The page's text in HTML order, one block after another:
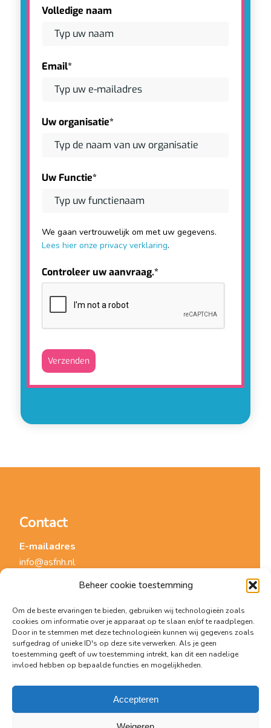
Beheer cookie toestemming
Om de beste ervaringen te bieden, gebruiken wij technologieën zoals
cookies om informatie over je apparaat op te slaan en/of te raadplegen.
Door in te stemmen met deze technologieën kunnen wij gegevens zoals
surfgedrag of unieke ID's op deze site verwerken. Als je geen
toestemming geeft of uw toestemming intrekt, kan dit een nadelige
invloed hebben op bepaalde functies en mogelijkheden.
Accepteren
Volledige naam
Email*
Uw organisatie*
Uw Functie*
We gaan vertrouwelijk om met uw gegevens.
Lees hier onze privacy verklaring.
Controleer uw aanvraag.*
Verzenden
Contact
E-mailadres
info@asfnh.nl
Telefoonnummer